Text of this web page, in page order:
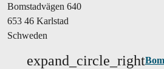
Bomstadvägen 640
653 46 Karlstad
Schweden
expand_circle_right